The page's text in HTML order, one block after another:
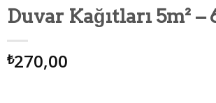
Duvar Kağıtları 5m² –
₺270,00